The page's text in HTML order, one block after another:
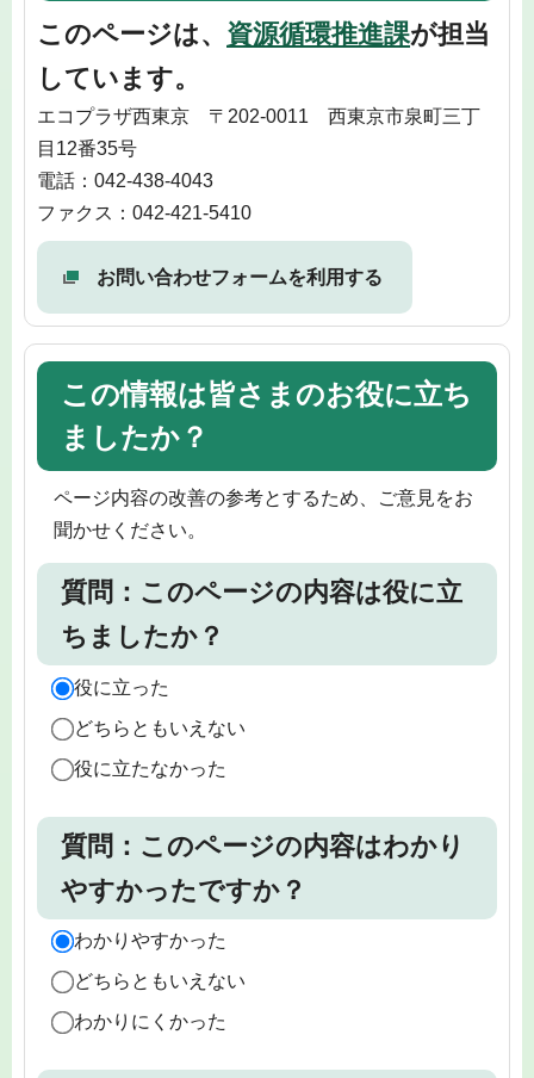
このページは、 資源循環推進課が担当
しています。
エコプラザ西東京 〒202-0011 西東京市泉町三丁
目12番35号
電話：042-438-4043
ファクス：042-421-5410
お問い合わせフォームを利用する
この情報は皆さまのお役に立ち
ましたか？
ページ内容の改善の参考とするため、ご意見をお
聞かせください。
質問：このページの内容は役に立
ちましたか？
役に立った
どちらともいえない
役に立たなかった
質問：このページの内容はわかり
やすかったですか？
わかりやすかった
どちらともいえない
わかりにくかった